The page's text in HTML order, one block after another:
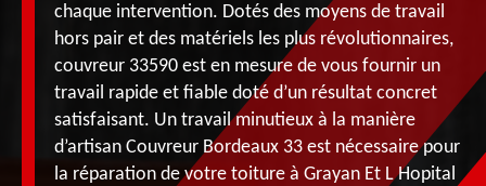
chaque intervention. Dotés des moyens de travail
hors pair et des matériels les plus révolutionnaires,
couvreur 33590 est en mesure de vous fournir un
travail rapide et fiable doté d’un résultat concret
satisfaisant. Un travail minutieux à la manière
d’artisan Couvreur Bordeaux 33 est nécessaire pour
la réparation de votre toiture à Grayan Et L Hopital